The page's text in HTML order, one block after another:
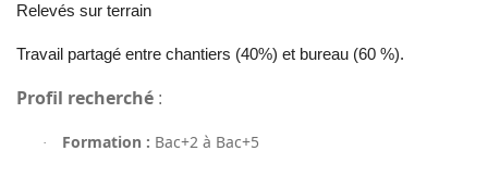
Relevés sur terrain
Travail partagé entre chantiers (40%) et bureau (60 %).
Profil recherché :
· Formation : Bac+2 à Bac+5